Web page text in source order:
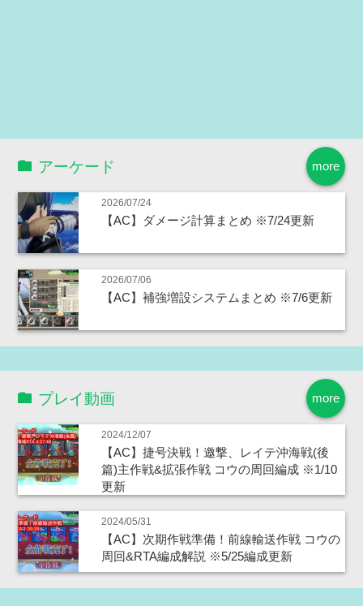
more
アーケード
2026/07/24
【AC】ダメージ計算まとめ ※7/24更新
2026/07/06
【AC】補強増設システムまとめ ※7/6更新
more
プレイ動画
2024/12/07
【AC】捷号決戦！邀撃、レイテ沖海戦(後
篇)主作戦&拡張作戦 コウの周回編成 ※1/10
更新
2024/05/31
【AC】次期作戦準備！前線輸送作戦 コウの
周回&RTA編成解説 ※5/25編成更新